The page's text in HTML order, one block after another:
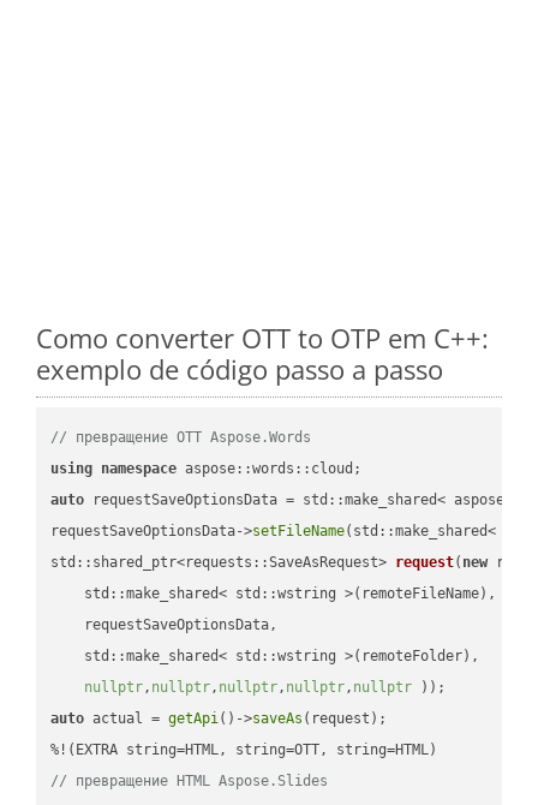
Como converter OTT to OTP em C++:
exemplo de código passo a passo
// превращение OTT Aspose.Words
using namespace
auto requestSaveOptionsData = std::make_shared<
requestSaveOptionsData->setFileName(std::make_shared<
std::shared_ptr<requests::SaveAsRequest> request( new
    std::make_shared< std::wstring >(remoteFileName),
    requestSaveOptionsData,
    std::make_shared< std::wstring >(remoteFolder),
nullptr, nullptr, nullptr, nullptr, nullptr ))
auto actual = getApi()->saveAs (request);
// превращение HTML Aspose.Slides